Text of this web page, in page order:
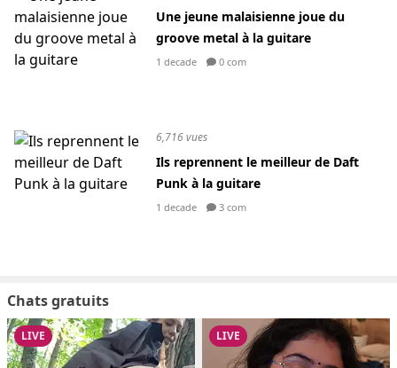
Une jeune malaisienne joue du
groove metal à la guitare
1 decade 0 com
6,716 vues
Ils reprennent le meilleur de Daft
Punk à la guitare
1 decade 3 com
Chats gratuits